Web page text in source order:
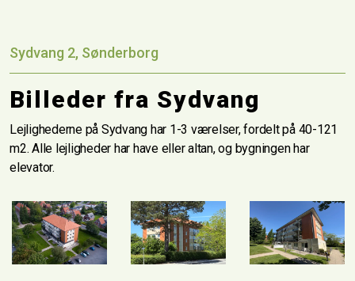
Sydvang 2, Sønderborg
Billeder fra Sydvang
Lejlighederne på Sydvang har 1-3 værelser, fordelt på 40-121
m2. Alle lejligheder har have eller altan, og bygningen har
elevator.